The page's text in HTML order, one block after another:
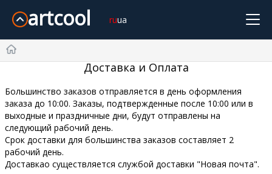
ruua
artcool
Samurai Mitsubishi Heavy TCL
Daiko SkyLux
Инверторные
-20°С и Ниже
20м²
Главная
Оплата и Доставка
Про нас Контакты
Возврат и обмен
Доставка и Оплата
Большинство заказов отправляется в день оформления
заказа до 10:00. Заказы, подтвержденные после 10:00 или в
выходные и праздничные дни, будут отправлены на
следующий рабочий день.
Срок доставки для большинства заказов составляет 2
рабочий день.
Доставкао существляется службой доставки "Новая почта".